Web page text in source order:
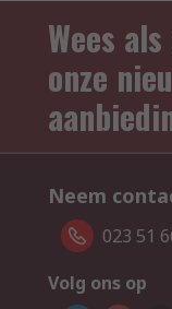
Wees
onze
Neem
023 51
Volg ons op